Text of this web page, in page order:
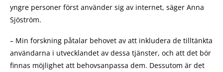
yngre personer först använder sig av internet, säger Anna
Sjöström.
– Min forskning påtalar behovet av att inkludera de tilltänkta
användarna i utvecklandet av dessa tjänster, och att det bör
finnas möjlighet att behovsanpassa dem. Dessutom är det